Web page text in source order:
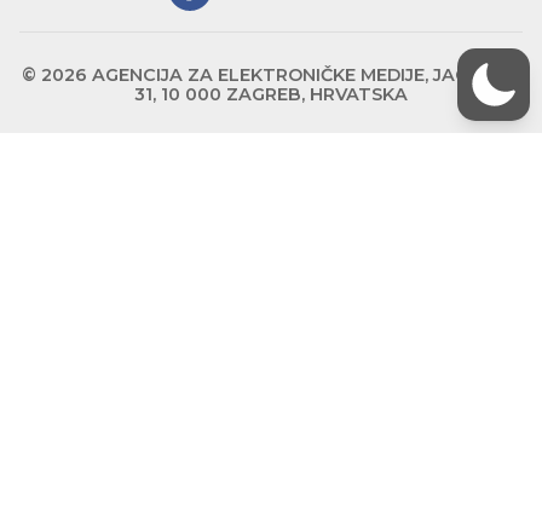
© 2026 AGENCIJA ZA ELEKTRONIČKE MEDIJE, JAGIĆEVA
31, 10 000 ZAGREB, HRVATSKA